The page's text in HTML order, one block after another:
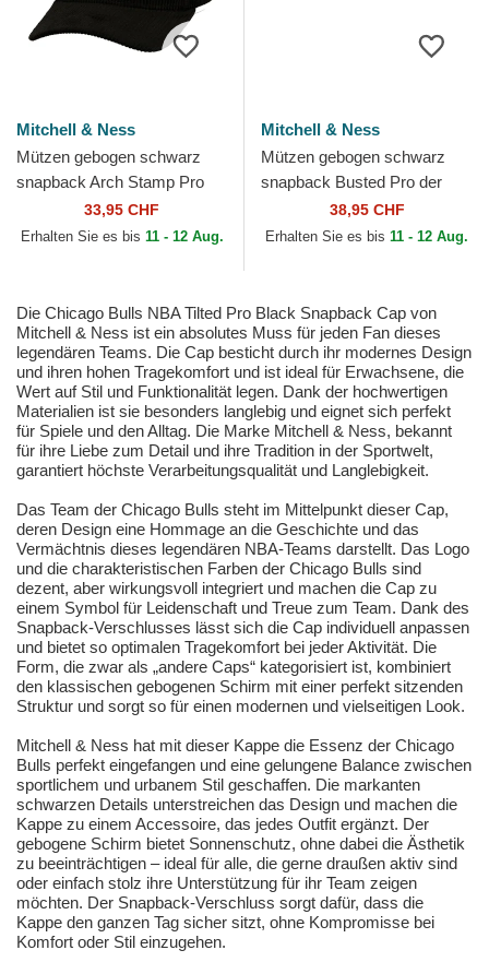
Mitchell & Ness
Mützen gebogen schwarz
snapback Arch Stamp Pro
der Chicago Blackhawks
NHL von Mitchell & Ness
33,95 CHF
Erhalten Sie es bis 11 - 12 Aug.
Mitchell & Ness
Mützen gebogen schwarz
snapback Busted Pro der
Vancouver Grizzlies NBA von
Mitchell & Ness
38,95 CHF
Erhalten Sie es bis 11 - 12 Aug.
Die Chicago Bulls NBA Tilted Pro Black Snapback Cap von
Mitchell & Ness ist ein absolutes Muss für jeden Fan dieses
legendären Teams. Die Cap besticht durch ihr modernes Design
und ihren hohen Tragekomfort und ist ideal für Erwachsene, die
Wert auf Stil und Funktionalität legen. Dank der hochwertigen
Materialien ist sie besonders langlebig und eignet sich perfekt
für Spiele und den Alltag. Die Marke Mitchell & Ness, bekannt
für ihre Liebe zum Detail und ihre Tradition in der Sportwelt,
garantiert höchste Verarbeitungsqualität und Langlebigkeit.
Das Team der Chicago Bulls steht im Mittelpunkt dieser Cap,
deren Design eine Hommage an die Geschichte und das
Vermächtnis dieses legendären NBA-Teams darstellt. Das Logo
und die charakteristischen Farben der Chicago Bulls sind
dezent, aber wirkungsvoll integriert und machen die Cap zu
einem Symbol für Leidenschaft und Treue zum Team. Dank des
Snapback-Verschlusses lässt sich die Cap individuell anpassen
und bietet so optimalen Tragekomfort bei jeder Aktivität. Die
Form, die zwar als „andere Caps“ kategorisiert ist, kombiniert
den klassischen gebogenen Schirm mit einer perfekt sitzenden
Struktur und sorgt so für einen modernen und vielseitigen Look.
Mitchell & Ness hat mit dieser Kappe die Essenz der Chicago
Bulls perfekt eingefangen und eine gelungene Balance zwischen
sportlichem und urbanem Stil geschaffen. Die markanten
schwarzen Details unterstreichen das Design und machen die
Kappe zu einem Accessoire, das jedes Outfit ergänzt. Der
gebogene Schirm bietet Sonnenschutz, ohne dabei die Ästhetik
zu beeinträchtigen – ideal für alle, die gerne draußen aktiv sind
oder einfach stolz ihre Unterstützung für ihr Team zeigen
möchten. Der Snapback-Verschluss sorgt dafür, dass die
Kappe den ganzen Tag sicher sitzt, ohne Kompromisse bei
Komfort oder Stil einzugehen.